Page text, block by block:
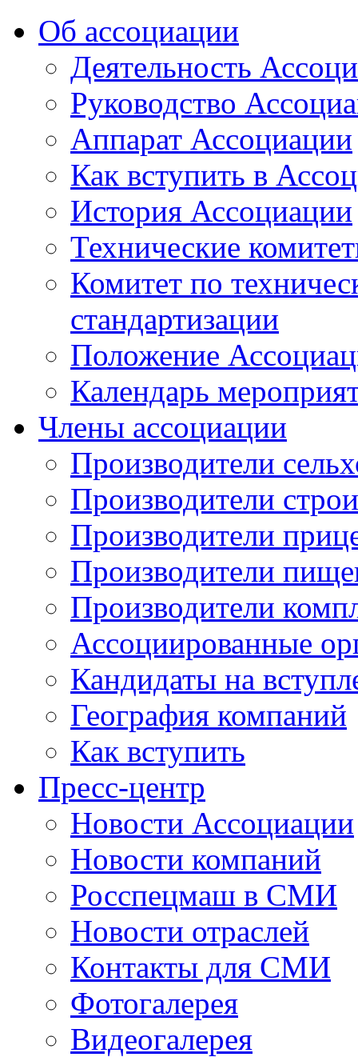
Об ассоциации
Деятельность
Руководство
Аппарат Ассоциации
Как вступить в
История Ассоциации
Технические
Комитет по
стандартизации
Положение
Календарь
Члены ассоциации
Производители
Производители
Производители
Производители
Производители
Ассоциированные
Кандидаты на
География компаний
Как вступить
Пресс-центр
Новости Ассоциации
Новости компаний
Росспецмаш в СМИ
Новости отраслей
Контакты для СМИ
Фотогалерея
Видеогалерея